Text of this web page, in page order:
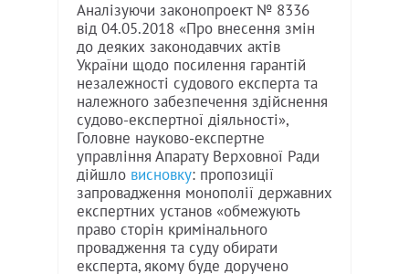
Аналізуючи законопроект № 8336
від 04.05.2018 «Про внесення змін
до деяких законодавчих актів
України щодо посилення гарантій
незалежності судового експерта та
належного забезпечення здійснення
судово-експертної діяльності»,
Головне науково-експертне
управління Апарату Верховної Ради
дійшло висновку: пропозиції
запровадження монополії державних
експертних установ «обмежують
право сторін кримінального
провадження та суду обирати
експерта, якому буде доручено